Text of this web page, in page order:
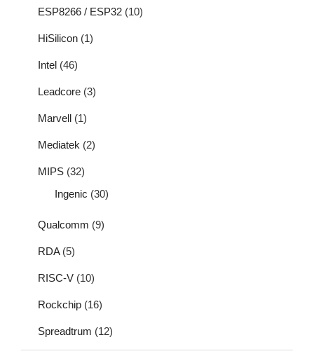
ESP8266 / ESP32 (10)
HiSilicon (1)
Intel (46)
Leadcore (3)
Marvell (1)
Mediatek (2)
MIPS (32)
Ingenic (30)
Qualcomm (9)
RDA(5)
RISC-V (10)
Rockchip (16)
Spreadtrum (12)